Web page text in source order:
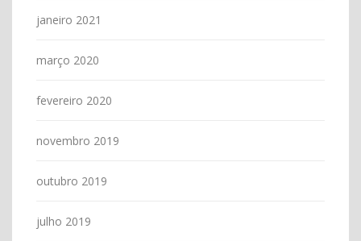
janeiro 2021
março 2020
fevereiro 2020
novembro 2019
outubro 2019
julho 2019